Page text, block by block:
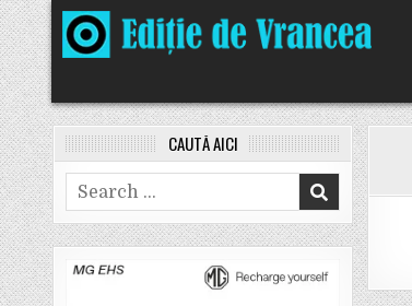
Skip
to
content
CAUTĂ AICI
Search
for: